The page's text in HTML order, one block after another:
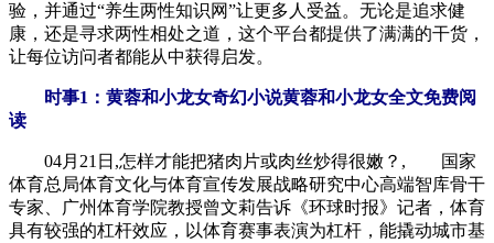
验，并通过“养生两性知识网”让更多人受益。无论是追求健
康，还是寻求两性相处之道，这个平台都提供了满满的干货，
让每位访问者都能从中获得启发。
时事1：黄蓉和小龙女奇幻小说黄蓉和小龙女全文免费阅
读
04月21日,怎样才能把猪肉片或肉丝炒得很嫩？, 国家
体育总局体育文化与体育宣传发展战略研究中心高端智库骨干
专家、广州体育学院教授曾文莉告诉《环球时报》记者，体育
具有较强的杠杆效应，以体育赛事表演为杠杆，能撬动城市基